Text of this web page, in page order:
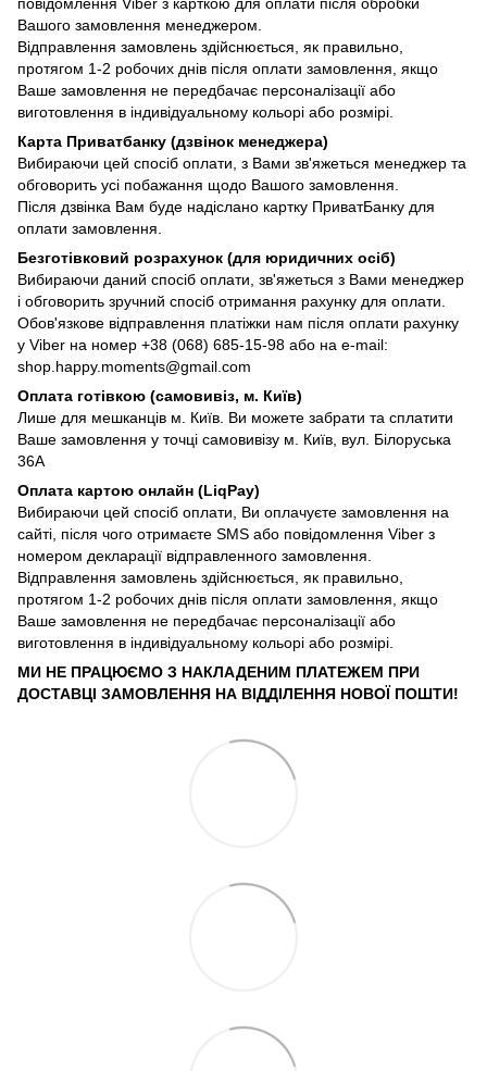
Вашого замовлення менеджером.
Відправлення замовлень здійснюється, як правильно,
протягом 1-2 робочих днів після оплати замовлення, якщо
Ваше замовлення не передбачає персоналізації або
виготовлення в індивідуальному кольорі або розмірі.
Карта Приватбанку (дзвінок менеджера)
Вибираючи цей спосіб оплати, з Вами зв'яжеться менеджер та
обговорить усі побажання щодо Вашого замовлення.
Після дзвінка Вам буде надіслано картку ПриватБанку для
оплати замовлення.
Безготівковий розрахунок (для юридичних осіб)
Вибираючи даний спосіб оплати, зв'яжеться з Вами менеджер
і обговорить зручний спосіб отримання рахунку для оплати.
Обов'язкове відправлення платіжки нам після оплати рахунку
у Viber на номер +38 (068) 685-15-98 або на e-mail:
shop.happy.moments@gmail.com
Оплата готівкою (самовивіз, м. Київ)
Лише для мешканців м. Київ. Ви можете забрати та сплатити
Ваше замовлення у точці самовивізу м. Київ, вул. Білоруська
36А
Оплата картою онлайн (LiqPay)
Вибираючи цей спосіб оплати, Ви оплачуєте замовлення на
сайті, після чого отримаєте SMS або повідомлення Viber з
номером декларації відправленного замовлення.
Відправлення замовлень здійснюється, як правильно,
протягом 1-2 робочих днів після оплати замовлення, якщо
Ваше замовлення не передбачає персоналізації або
виготовлення в індивідуальному кольорі або розмірі.
МИ НЕ ПРАЦЮЄМО З НАКЛАДЕНИМ ПЛАТЕЖЕМ ПРИ
ДОСТАВЦІ ЗАМОВЛЕННЯ НА ВІДДІЛЕННЯ НОВОЇ ПОШТИ!